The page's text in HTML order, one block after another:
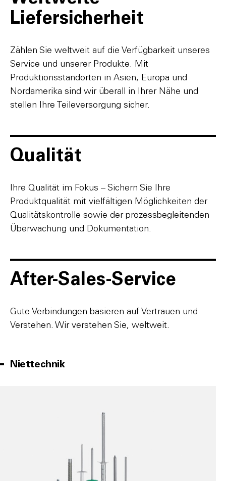
Liefersicherheit
Zählen Sie weltweit auf die Verfügbarkeit unseres
Service und unserer Produkte. Mit
Produktionsstandorten in Asien, Europa und
Nordamerika sind wir überall in Ihrer Nähe und
stellen Ihre Teileversorgung sicher.
Qualität
Ihre Qualität im Fokus – Sichern Sie Ihre
Produktqualität mit vielfältigen Möglichkeiten der
Qualitätskontrolle sowie der prozessbegleitenden
Überwachung und Dokumentation.
After-Sales-Service
Gute Verbindungen basieren auf Vertrauen und
Verstehen. Wir verstehen Sie, weltweit.
Niettechnik